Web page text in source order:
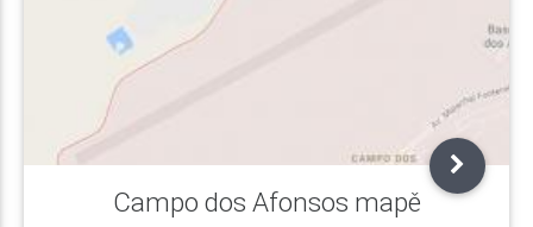
Campo dos Afonsos mapě